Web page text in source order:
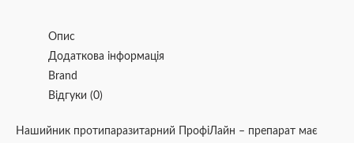
Опис
Додаткова інформація
Brand
Відгуки (0)
Нашийник протипаразитарний ПрофіЛайн – препарат має